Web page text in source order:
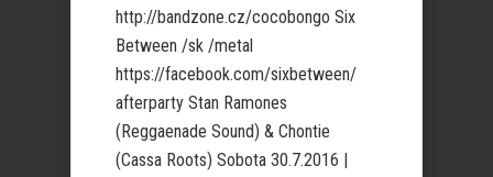
http://bandzone.cz/cocobongo Six
Between /sk /metal
https://facebook.com/sixbetween/
afterparty Stan Ramones
(Reggaenade Sound) & Chontie
(Cassa Roots) Sobota 30.7.2016 |